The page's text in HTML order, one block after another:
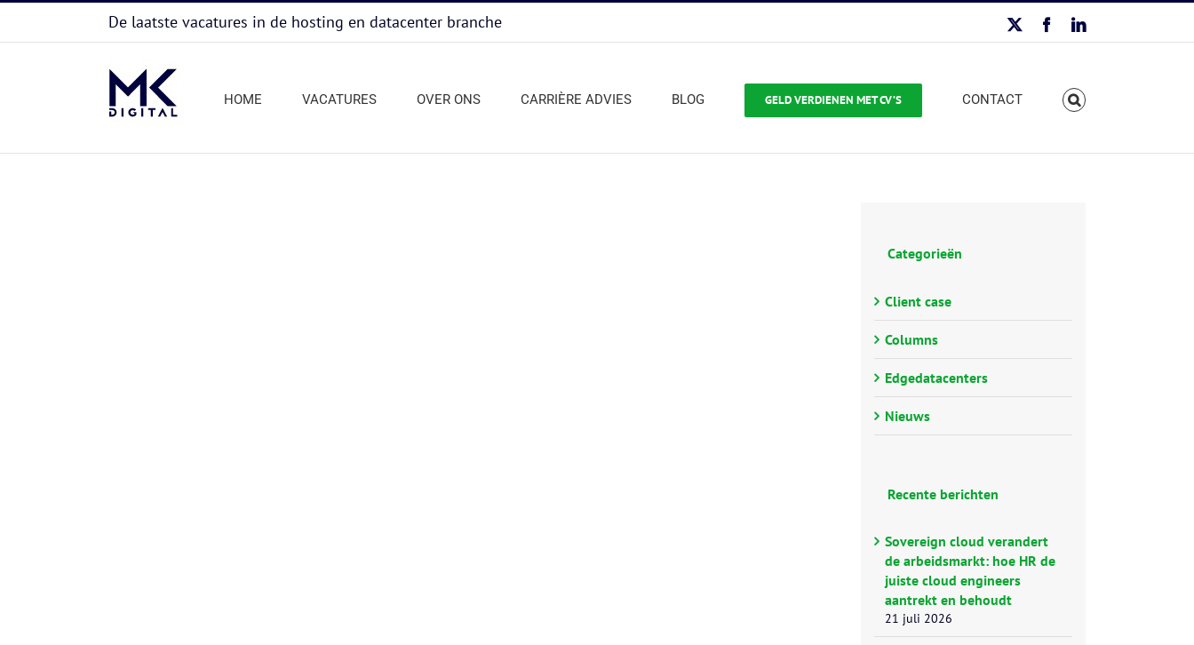
inhoud
De laatste vacatures in de hosting en datacenter branche X FacebookLinkedIn
HOME VACATURES OVER ONS CARRIÈRE ADVIES BLOG GELD VERDIENEN MET CV’S CONTACT
Categorieën
Client case
Columns
Edgedatacenters
Nieuws
Recente berichten
Sovereign cloud verandert
de arbeidsmarkt: hoe HR de
juiste cloud engineers
aantrekt en behoudt
21 juli 2026